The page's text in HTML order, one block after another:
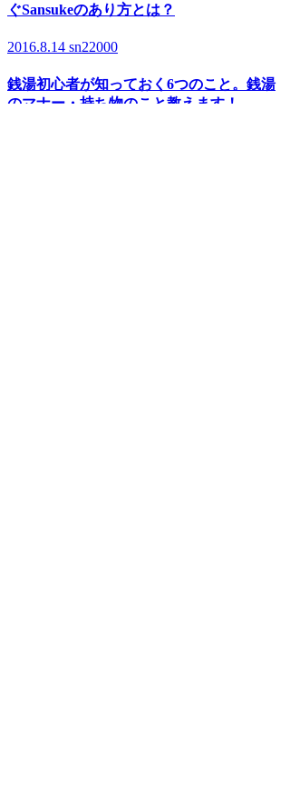
ぐSansukeのあり方とは？
2016.8.14 sn22000
銭湯初心者が知っておく6つのこと。銭湯
のマナー・持ち物のこと教えます！